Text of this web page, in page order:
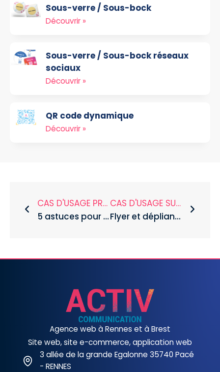
Sous-verre / Sous-bock
Découvrir »
Sous-verre / Sous-bock réseaux
sociaux
Découvrir »
QR code dynamique
Découvrir »
CAS D'USAGE PRÉCÉDENT
5 astuces pour établir votre menu de restaurant
CAS D'USAGE SUIVANT
Flyer et dépliant : quelles différences ?
Agence web à Rennes et à Brest
Site web, site e-commerce, application web
3 allée de la grande Egalonne 35740 Pacé
- RENNES